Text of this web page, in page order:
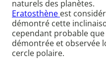
naturels des planètes.
Eratosthène est
démontré cette
cependant probable
démontrée et observée
cercle polaire.